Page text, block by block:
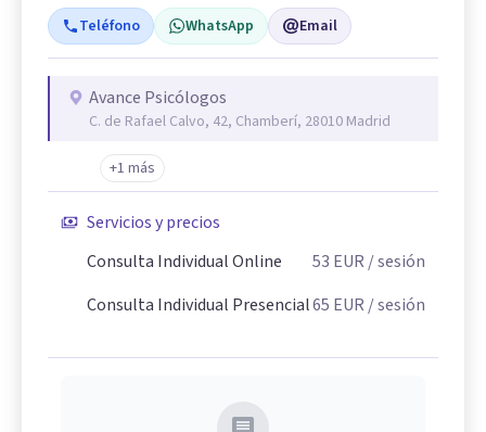
Teléfono WhatsApp Email
Avance Psicólogos
C. de Rafael Calvo, 42, Chamberí, 28010 Madrid
+1 más
Servicios y precios
Consulta Individual Online
53 EUR / sesión
Consulta Individual Presencial65 EUR / sesión